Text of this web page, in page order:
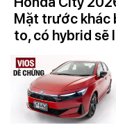
Mặt trước khác
to, có hybrid sẽ